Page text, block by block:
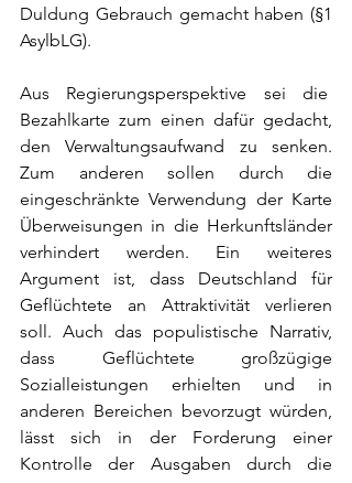
Duldung Gebrauch gemacht haben (§1
AsylbLG).
Aus Regierungsperspektive sei die
Bezahlkarte zum einen dafür gedacht,
den Verwaltungsaufwand zu senken.
Zum anderen sollen durch die
eingeschränkte Verwendung der Karte
Überweisungen in die Herkunftsländer
verhindert werden. Ein weiteres
Argument ist, dass Deutschland für
Geflüchtete an Attraktivität verlieren
soll. Auch das populistische Narrativ,
dass Geflüchtete großzügige
Sozialleistungen erhielten und in
anderen Bereichen bevorzugt würden,
lässt sich in der Forderung einer
Kontrolle der Ausgaben durch die